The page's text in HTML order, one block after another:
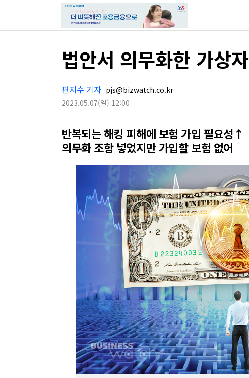
법안서 의무화한 가상
편지수 기자 pjs@bizwatch.co.kr
2023.05.07(일) 12:00
반복되는 해킹 피해에 보험 가입 필요성↑
의무화 조항 넣었지만 가입할 보험 없어